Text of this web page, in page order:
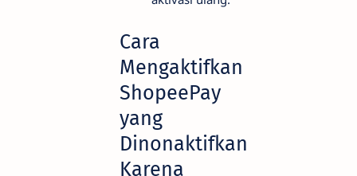
Cara
Mengaktifkan
ShopeePay
yang
Dinonaktifkan
Karena